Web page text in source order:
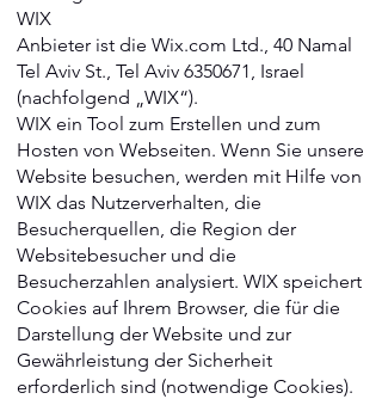
WIX
Anbieter ist die Wix.com Ltd., 40 Namal
Tel Aviv St., Tel Aviv 6350671, Israel
(nachfolgend „WIX“).
WIX ein Tool zum Erstellen und zum
Hosten von Webseiten. Wenn Sie unsere
Website besuchen, werden mit Hilfe von
WIX das Nutzerverhalten, die
Besucherquellen, die Region der
Websitebesucher und die
Besucherzahlen analysiert. WIX speichert
Cookies auf Ihrem Browser, die für die
Darstellung der Website und zur
Gewährleistung der Sicherheit
erforderlich sind (notwendige Cookies).